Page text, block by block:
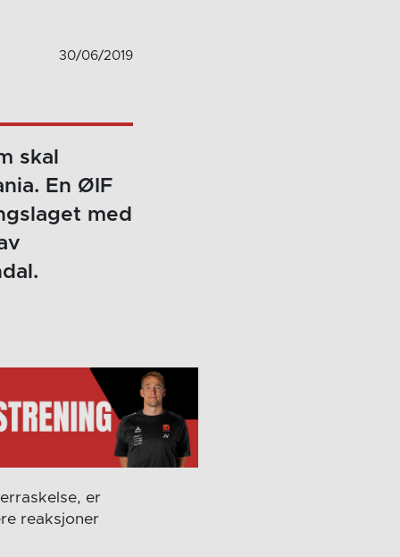
30/06/2019
skal
En ØIF
med
er
reaksjoner